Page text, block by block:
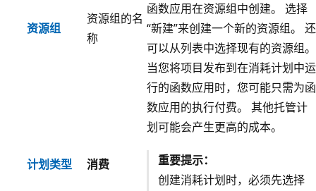
资源组
资源组的名
称
函数应用在资源组中创建。 选择
“新建”来创建一个新的资源组。
还
可以从列表中选择现有的资源组。
计划类型 消费
当您将项目发布到在消耗计划中运
行的函数应用时，您可能只需为函
数应用的执行付费。 其他托管计
划可能会产生更高的成本。
重要提示：
创建消耗计划时，必须先选择